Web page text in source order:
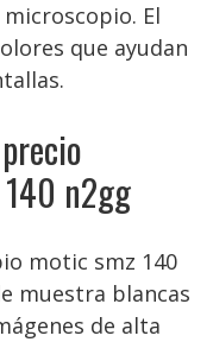
El
que ayudan
n2gg
motic smz 140
muestra blancas
de alta